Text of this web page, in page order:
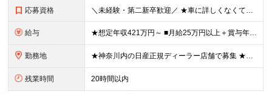
応募資格 ＼未経験・第二新卒歓迎／ ★車に詳しくなくてもOK！ ◆普通自動車運転免許をお持ちの方（AT限定可） ◆専門卒以上 ★こんな方にピッタリです！★ ・「人と話すのが好き」など、接客や販売経験を活かした
給与 ★想定年収421万円～ ■月給25万円以上＋賞与年2回（昨年度実績：4.6ヶ月分）＋各種手当 ★頑張りに応じたインセンティブ・手当が充実！ 「販売台数報奨手当」 「利益報奨手当」 「保険業績手当」
勤務地 ★神奈川内の日産正規ディーラー店舗で募集 ★マイカー・バイク通勤OK！従業員用に駐車場も用意 神奈川県内128店舗のうちから、希望を考慮して決定します。 【新車店舗】 ■横浜市 （鶴見区、神奈川区
残業時間 20時間以内